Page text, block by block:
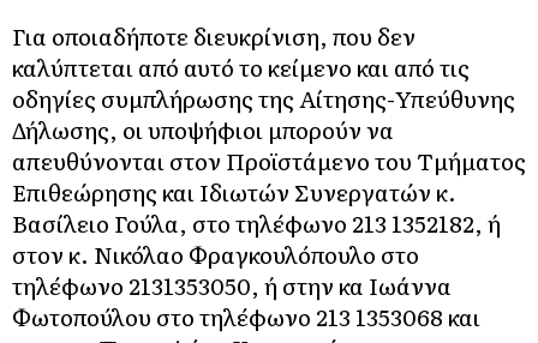
Για οποιαδήποτε διευκρίνιση, που δεν
καλύπτεται από αυτό το κείμενο και από τις
οδηγίες συμπλήρωσης της Αίτησης-Υπεύθυνης
Δήλωσης, οι υποψήφιοι μπορούν να
απευθύνονται στον Προϊστάμενο του Τμήματος
Επιθεώρησης και Ιδιωτών Συνεργατών κ.
Βασίλειο Γούλα, στο τηλέφωνο 213 1352182, ή
στον κ. Νικόλαο Φραγκουλόπουλο στο
τηλέφωνο 2131353050, ή στην κα Ιωάννα
Φωτοπούλου στο τηλέφωνο 213 1353068 και